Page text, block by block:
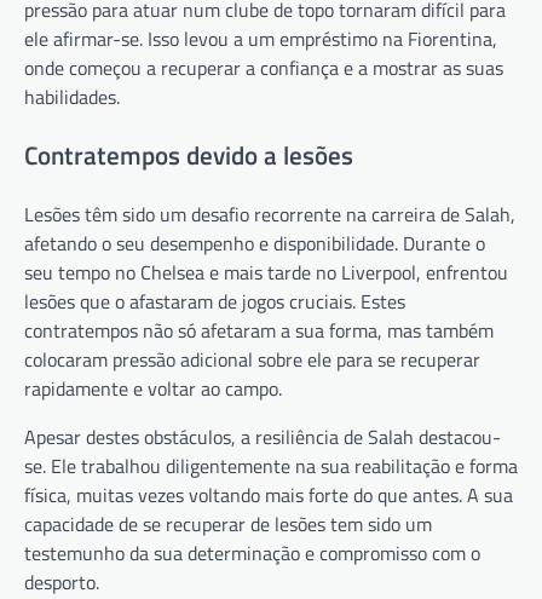
pressão para atuar num clube de topo tornaram difícil para
ele afirmar-se. Isso levou a um empréstimo na Fiorentina,
onde começou a recuperar a confiança e a mostrar as suas
habilidades.
Contratempos devido a lesões
Lesões têm sido um desafio recorrente na carreira de Salah,
afetando o seu desempenho e disponibilidade. Durante o
seu tempo no Chelsea e mais tarde no Liverpool, enfrentou
lesões que o afastaram de jogos cruciais. Estes
contratempos não só afetaram a sua forma, mas também
colocaram pressão adicional sobre ele para se recuperar
rapidamente e voltar ao campo.
Apesar destes obstáculos, a resiliência de Salah destacou-
se. Ele trabalhou diligentemente na sua reabilitação e forma
física, muitas vezes voltando mais forte do que antes. A sua
capacidade de se recuperar de lesões tem sido um
testemunho da sua determinação e compromisso com o
desporto.